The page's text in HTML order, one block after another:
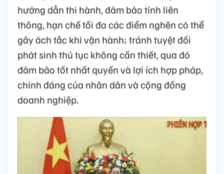
hướng dẫn thi hành, đảm bảo tính liên
thông, hạn chế tối đa các điểm nghẽn có thể
gây ách tắc khi vận hành; tránh tuyệt đối
phát sinh thủ tục không cần thiết, qua đó
đảm bảo tốt nhất quyền và lợi ích hợp pháp,
chính đáng của nhân dân và cộng đồng
doanh nghiệp.